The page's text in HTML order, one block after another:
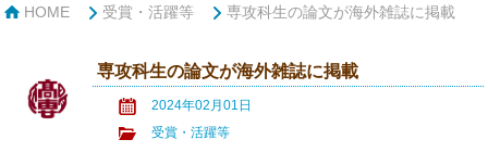
HOME 受賞・活躍等 専攻科生の論文が海外雑誌に掲載
専攻科生の論文が海外雑誌に掲載
2024年02月01日
受賞・活躍等